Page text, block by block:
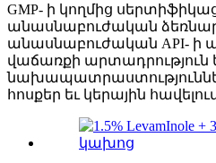
GMP- ի կողմից
անասնաբուժական
անասնաբուժական API- ի
վաճառքի արտադրություն
հոսքեր եւ կերային